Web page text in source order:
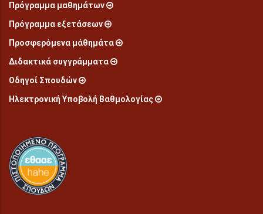
Πρόγραμμα μαθημάτων
Πρόγραμμα εξετάσεων
Προσφερόμενα μάθημάτα
Διδακτικά συγγράμματα
Οδηγοί Σπουδών
Ηλεκτρονική Υποβολή Βαθμολογίας